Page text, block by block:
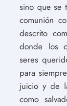
sino que se
comunión
descrito
donde los
seres
para
juicio y de
como